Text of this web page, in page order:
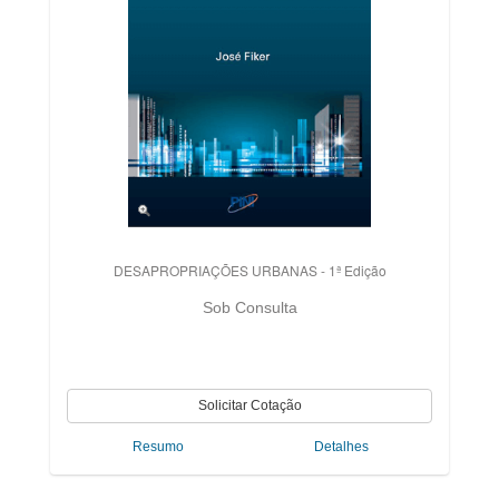
DESAPROPRIAÇÕES URBANAS - 1ª Edição
Sob Consulta
Resumo Detalhes